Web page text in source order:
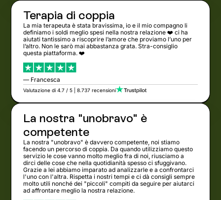
Terapia di coppia
La mia terapeuta è stata bravissima, io e il mio compagno li
definiamo i soldi meglio spesi nella nostra relazione ❤️ ci ha
aiutati tantissimo a riscoprire l’amore che proviamo l’uno per
l’altro. Non le sarò mai abbastanza grata. Stra-consiglio
questa piattaforma. ❤️
— Francesca
Valutazione di 4.7 / 5 | 8.737 recensioni
La nostra "unobravo" è
competente
La nostra "unobravo" è davvero competente, noi stiamo
facendo un percorso di coppia. Da quando utilizziamo questo
servizio le cose vanno molto meglio fra di noi, riusciamo a
dirci delle cose che nella quotidianità spesso ci sfuggivano.
Grazie a lei abbiamo imparato ad analizzarle e a confrontarci
l'uno con l'altra. Rispetta i nostri tempi e ci dà consigli sempre
molto utili nonché dei "piccoli" compiti da seguire per aiutarci
ad affrontare meglio la nostra relazione.